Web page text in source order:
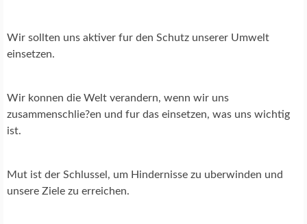
Wir sollten uns aktiver fur den Schutz unserer Umwelt
einsetzen.
Wir konnen die Welt verandern, wenn wir uns
zusammenschlie?en und fur das einsetzen, was uns wichtig
ist.
Mut ist der Schlussel, um Hindernisse zu uberwinden und
unsere Ziele zu erreichen.